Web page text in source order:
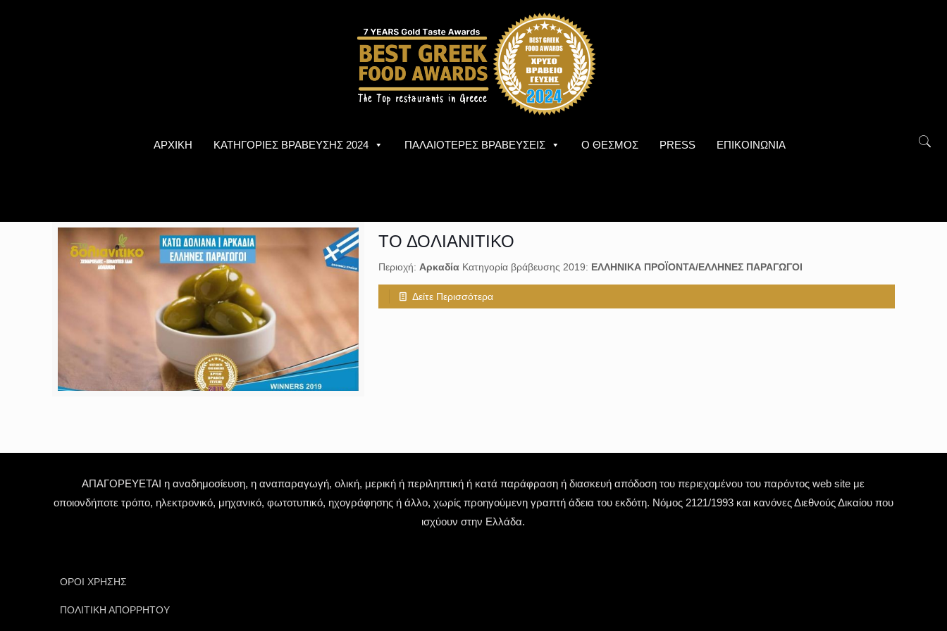
ΑΡΧΙΚΗ ΚΑΤΗΓΟΡΙΕΣ ΒΡΑΒΕΥΣΗΣ 2024 ΠΑΛΑΙΟΤΕΡΕΣ ΒΡΑΒΕΥΣΕΙΣ Ο ΘΕΣΜΟΣ PRESS ΕΠΙΚΟΙΝΩΝΙΑ
ΤΟ ΔΟΛΙΑΝΙΤΙΚΟ
Περιοχή: ΑρκαδίαΚατηγορία βράβευσης 2019: ΕΛΛΗΝΙΚΑ ΠΡΟΪΟΝΤΑ/ΕΛΛΗΝΕΣ ΠΑΡΑΓΩΓΟΙ
Δείτε Περισσότερα
ΑΠΑΓΟΡΕΥΕΤΑΙ η αναδημοσίευση, η αναπαραγωγή, ολική, μερική ή περιληπτική ή κατά παράφραση ή διασκευή απόδοση του περιεχομένου του παρόντος web site με
οποιονδήποτε τρόπο, ηλεκτρονικό, μηχανικό, φωτοτυπικό, ηχογράφησης ή άλλο, χωρίς προηγούμενη γραπτή άδεια του εκδότη. Νόμος 2121/1993 και κανόνες Διεθνούς Δικαίου που
ισχύουν στην Ελλάδα.
ΟΡΟΙ ΧΡΗΣΗΣ
ΠΟΛΙΤΙΚΗ ΑΠΟΡΡΗΤΟΥ